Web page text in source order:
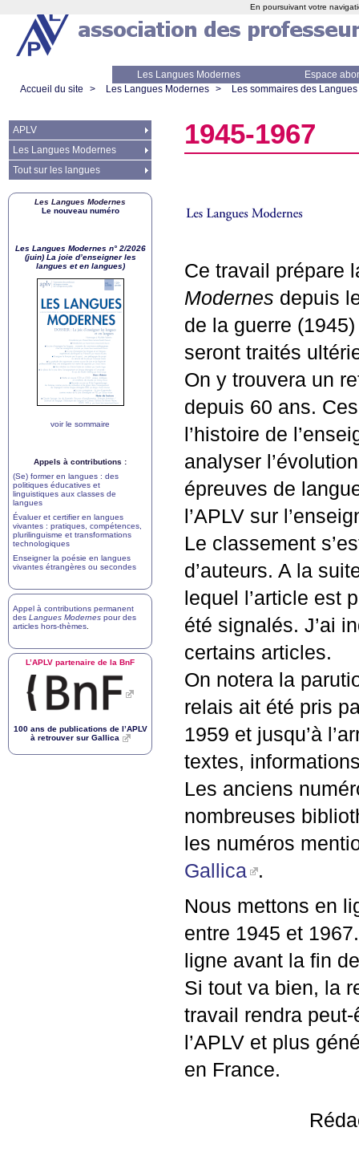
Les Langues Modernes
Espace
Accueil du site
> Les Langues Modernes > Les sommaires des
1945-1967
Ce travail prépare
Modernes depuis
de la guerre
seront traités
On y trouvera un
depuis 60 ans.
l’histoire de
analyser
épreuves de
l’APLV sur
Le classement
d’auteurs. A la
lequel l’article est
été signalés. J’ai
certains articles.
On notera la
relais ait été pris
1959 et jusqu’à
textes,
Les anciens
nombreuses
les numéros
Gallica .
Nous mettons en
entre 1945 et
ligne avant la fin
Si tout va bien, la
travail rendra
l’APLV et plus
en France.
APLV
Les Langues Modernes
Tout sur les langues
Les Langues Modernes
Le nouveau numéro
Les Langues Modernes n° 2/2026
(juin) La joie d’enseigner les
langues et en langues)
voir le sommaire
Appels à contributions :
(Se) former en langues : des
politiques éducatives et
linguistiques aux classes de
langues
Évaluer et certifier en langues
vivantes : pratiques, compétences,
plurilinguisme et transformations
technologiques
Enseigner la poésie en langues
vivantes étrangères ou secondes
Appel à contributions permanent
des Langues Modernes pour des
articles hors-thèmes
L’APLV partenaire de la BnF
100 ans de publications de l’APLV
à retrouver sur Gallica
En poursuivant votre